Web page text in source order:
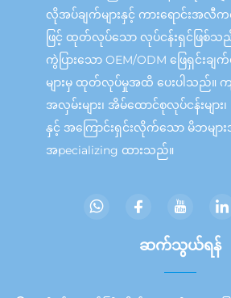
လိုအပ်ချက်များနှင့် ကားရောင်းအလီက
ဖြင့် ထုတ်လုပ်သော လုပ်ငန်းရှင်ဖြစ်
ကွဲပြားသော OEM/ODM ဖြေရှင်းချ
များမှ ထုတ်လုပ်မှုအထိ ပေးပါသည်။ ကျ
အလှမ်းများ၊ အိမ်ထောင်စုလုပ်ငန်းများ၊
နှင့် အကြောင်းရှင်းလိုက်သော မိဘမျ
အpecializing ထားသည်။
ဆက်သွယ်ရန်